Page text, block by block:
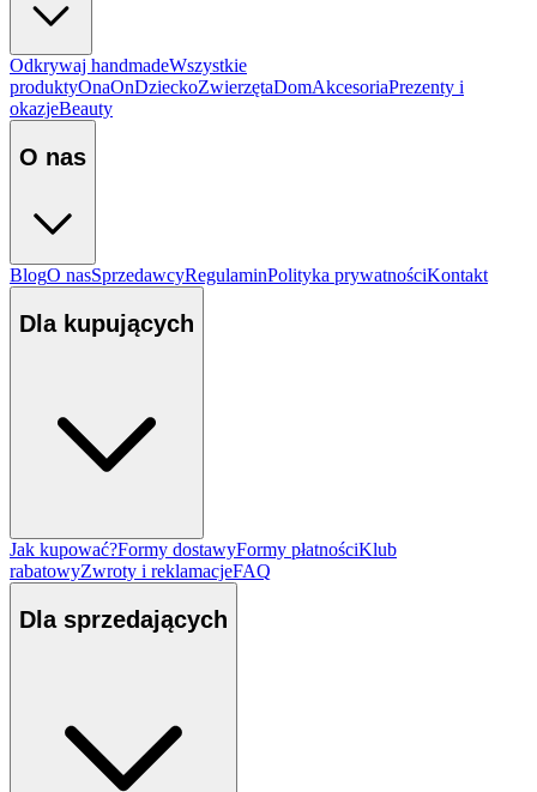
Odkrywaj handmadeWszystkie
produktyOnaOnDzieckoZwierzętaDomAkcesoriaPrezenty i
okazjeBeauty
O nas
BlogO nasSprzedawcyRegulaminPolityka prywatnościKontakt
Dla kupujących
Jak kupować?Formy dostawyFormy płatnościKlub
rabatowyZwroty i reklamacjeFAQ
Dla sprzedających